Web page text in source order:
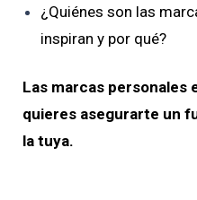
¿Quiénes son las
inspiran y por qué?
Las marcas personales
quieres asegurarte un
la tuya.